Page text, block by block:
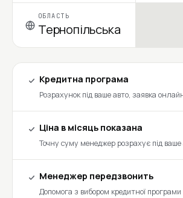
ОБЛАСТЬ
Тернопільська
Кредитна програма
Розрахунок під ваше авто, заявка
Ціна в місяць показана
Точну суму менеджер розрахує під ваше
Менеджер передзвонить
Допомога з вибором кредитної програми